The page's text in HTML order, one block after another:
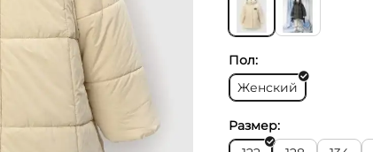
Пол:
Женский
Размер: